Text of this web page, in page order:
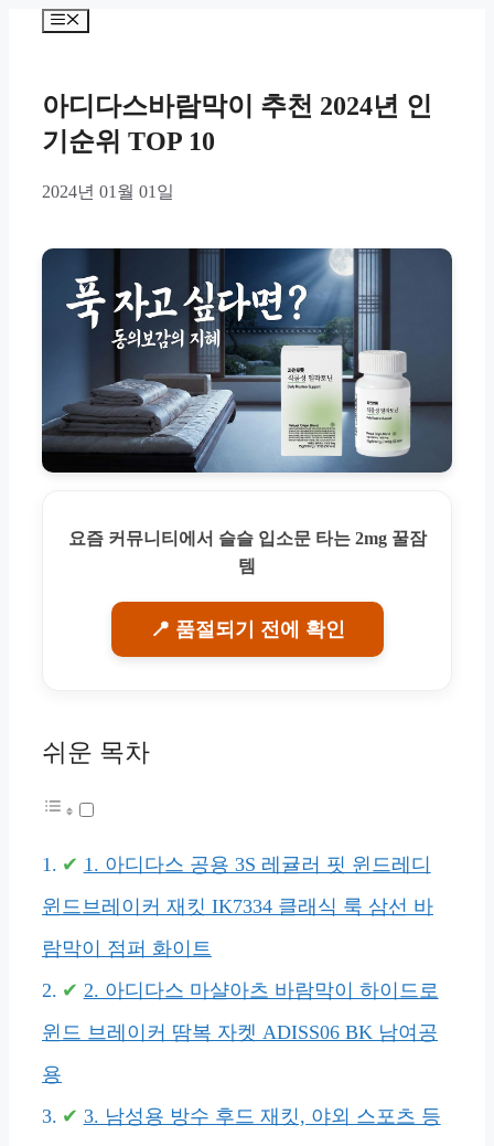
Menu
아디다스바람막이 추천 2024년 인
기순위 TOP 10
2024년 01월 01일
요즘 커뮤니티에서 슬슬 입소문 타는 2mg 꿀잠
템
📍 품절되기 전에 확인
쉬운 목차
1. 아디다스 공용 3S 레귤러 핏 윈드레디
윈드브레이커 재킷 IK7334 클래식 룩 삼선 바
람막이 점퍼 화이트
2. 아디다스 마샬아츠 바람막이 하이드로
윈드 브레이커 땀복 자켓 ADISS06 BK 남여공
용
3. 남성용 방수 후드 재킷, 야외 스포츠 등